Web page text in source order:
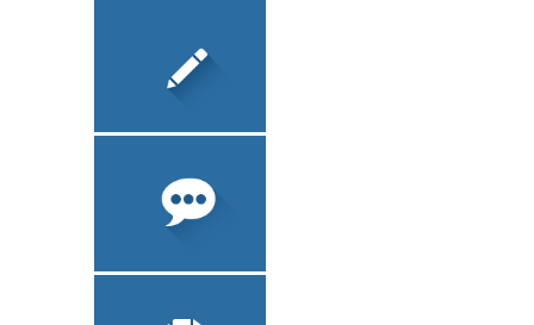
ЛОКАЛИЗАЦИЯ
ПО
ТЕХНИЧЕСКИЙ